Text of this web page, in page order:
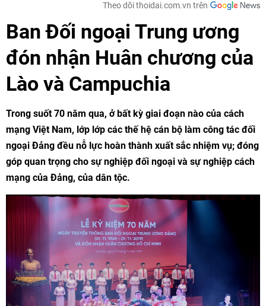
Theo dõi thoidai.com.vn trên
Ban Đối ngoại Trung ương
đón nhận Huân chương của
Lào và Campuchia
Trong suốt 70 năm qua, ở bất kỳ giai đoạn nào của cách
mạng Việt Nam, lớp lớp các thế hệ cán bộ làm công tác đối
ngoại Đảng đều nỗ lực hoàn thành xuất sắc nhiệm vụ; đóng
góp quan trọng cho sự nghiệp đối ngoại và sự nghiệp cách
mạng của Đảng, của dân tộc.